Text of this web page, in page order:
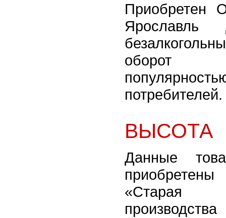
Приобретен
Ярославль
оборот
потребителей.
ВЫСОТА
Данные
«Старая